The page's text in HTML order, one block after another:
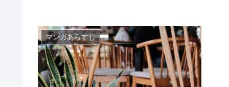
マンガあらすじ